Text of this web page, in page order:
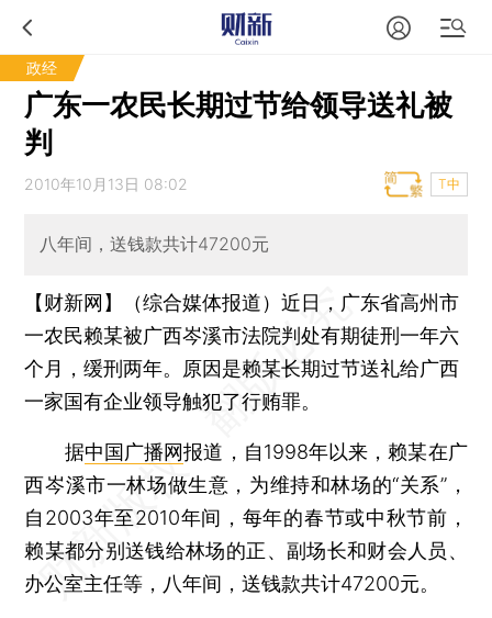
政经
广东一农民长期过节给领导送礼被
判
2010年10月13日 08:02 T中
八年间，送钱款共计47200元
【财新网】（综合媒体报道）近日，广东省高州市
一农民赖某被广西岑溪市法院判处有期徒刑一年六
个月，缓刑两年。原因是赖某长期过节送礼给广西
一家国有企业领导触犯了行贿罪。
据中国广播网报道，自1998年以来，赖某在广
西岑溪市一林场做生意，为维持和林场的“关系”，
自2003年至2010年间，每年的春节或中秋节前，
赖某都分别送钱给林场的正、副场长和财会人员、
办公室主任等，八年间，送钱款共计47200元。